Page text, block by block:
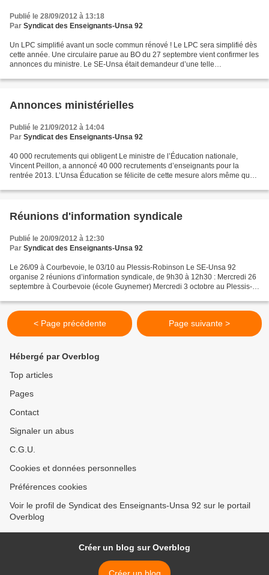
Publié le 28/09/2012 à 13:18
Par Syndicat des Enseignants-Unsa 92
Un LPC simplifié avant un socle commun rénové ! Le LPC sera simplifié dès
cette année. Une circulaire parue au BO du 27 septembre vient confirmer les
annonces du ministre. Le SE-Unsa était demandeur d’une telle
Annonces ministérielles
Publié le 21/09/2012 à 14:04
Par Syndicat des Enseignants-Unsa 92
40 000 recrutements qui obligent Le ministre de l’Éducation nationale,
Vincent Peillon, a annoncé 40 000 recrutements d’enseignants pour la
rentrée 2013. L’Unsa Éducation se félicite de cette mesure alors même que
Réunions d'information syndicale
Publié le 20/09/2012 à 12:30
Par Syndicat des Enseignants-Unsa 92
Le 26/09 à Courbevoie, le 03/10 au Plessis-Robinson Le SE-Unsa 92
organise 2 réunions d’information syndicale, de 9h30 à 12h30 : Mercredi 26
septembre à Courbevoie (école Guynemer) Mercredi 3 octobre au Plessis-
< Page précédente Page suivante >
Hébergé par Overblog
Top articles
Pages
Contact
Signaler un abus
C.G.U.
Cookies et données personnelles
Préférences cookies
Voir le profil de Syndicat des Enseignants-Unsa 92 sur le portail
Overblog
Créer un blog sur Overblog